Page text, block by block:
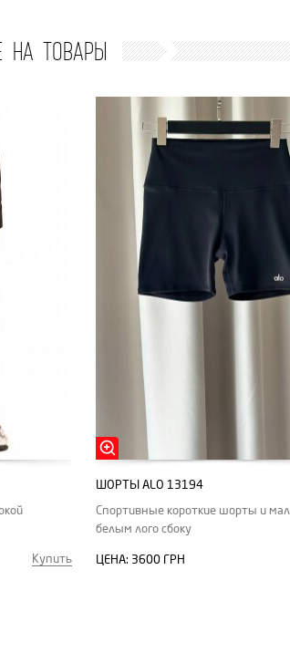
НА ТОВАРЫ
Купить
ШОРТЫ ALO 13194
Спортивные короткие шорты и
белым лого сбоку
ЦЕНА: 3600 ГРН